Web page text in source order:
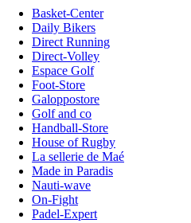
Basket-Center
Daily Bikers
Direct Running
Direct-Volley
Espace Golf
Foot-Store
Galoppostore
Golf and co
Handball-Store
House of Rugby
La sellerie de Maé
Made in Paradis
Nauti-wave
On-Fight
Padel-Expert